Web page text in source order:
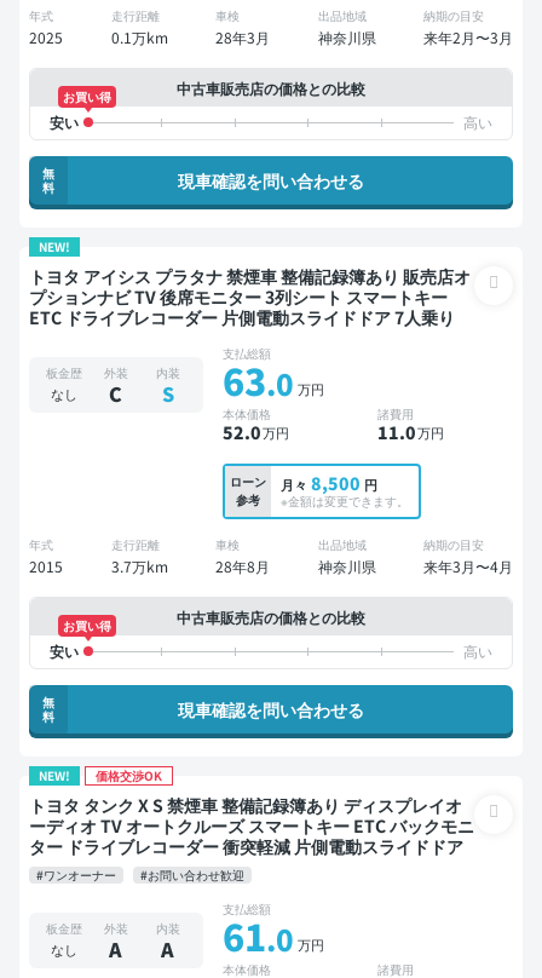
年式
2025
走行距離
0.1万km
車検
28年3月
出品地域
神奈川県
納期の目安
来年2月〜3月
中古車販売店の価格との比較
お買い得
無
料
現車確認を問い合わせる
NEW!
トヨタ アイシス プラタナ 禁煙車 整備記録簿あり 販売店オ
プションナビ TV 後席モニター 3列シート スマートキー
ETC ドライブレコーダー 片側電動スライドドア 7人乗り
板金歴
なし
外装
C
内装
S
支払総額
63.0 万円
本体価格
52.0万円
諸費用
11.0万円
ローン
参考
月々 8,500 円
※金額は変更できます。
年式
2015
走行距離
3.7万km
車検
28年8月
出品地域
神奈川県
納期の目安
来年3月〜4月
中古車販売店の価格との比較
お買い得
無
料
現車確認を問い合わせる
NEW! 価格交渉OK
トヨタ タンク X S 禁煙車 整備記録簿あり ディスプレイオ
ーディオ TV オートクルーズ スマートキー ETC バックモニ
ター ドライブレコーダー 衝突軽減 片側電動スライドドア
#ワンオーナー #お問い合わせ歓迎
板金歴
なし
外装
A
内装
A
支払総額
61.0 万円
本体価格 諸費用